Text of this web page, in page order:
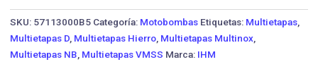
SKU: 57113000B5 Categoría: Motobombas Etiquetas: Multietapas
Multietapas D Multietapas Hierro Multietapas Multinox
Multietapas NB Multietapas VMSS Marca: IHM